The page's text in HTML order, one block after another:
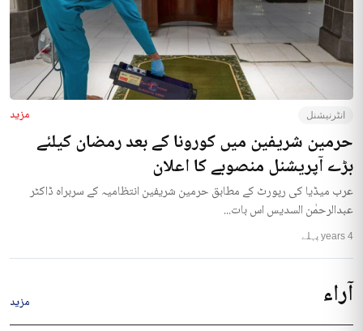
انٹرنیشنل مزید
حرمین شریفین میں کورونا کے بعد رمضان کیلئے
بڑے آپریشنل منصوبے کا اعلان
عرب میڈیا کی رپورٹ کے مطابق حرمین شریفین انتظامیہ کے سربراہ ڈاکٹر
عبدالرحمٰن السدیس اس بات...
4 years پہلے
آراء مزید